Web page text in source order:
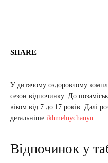
SHARE
У дитячому оздоровчому
сезон відпочинку. До
віком від 7 до 17 років. Далі
детальніше ikhmelnychanyn
Відпочинок у